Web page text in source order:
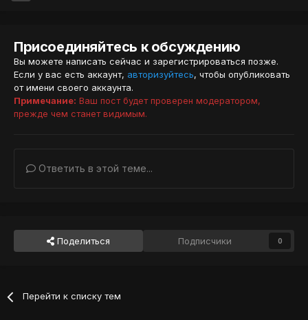
Присоединяйтесь к обсуждению
Вы можете написать сейчас и зарегистрироваться позже.
Если у вас есть аккаунт, авторизуйтесь, чтобы опубликовать
от имени своего аккаунта.
Примечание: Ваш пост будет проверен модератором,
прежде чем станет видимым.
Ответить в этой теме...
Поделиться Подписчики 0
Перейти к списку тем